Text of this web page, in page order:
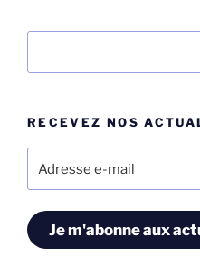
RECEVEZ NOS
e-
Je m'abonne aux